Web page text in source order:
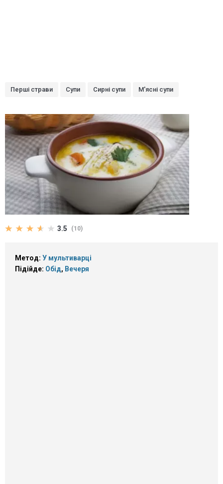
Перші страви Супи Сирні супи М'ясні супи
3.5 (10)
Метод: У мультиварці
Підійде: Обід, Вечеря